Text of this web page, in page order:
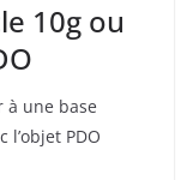
10g ou
à une base
l’objet PDO